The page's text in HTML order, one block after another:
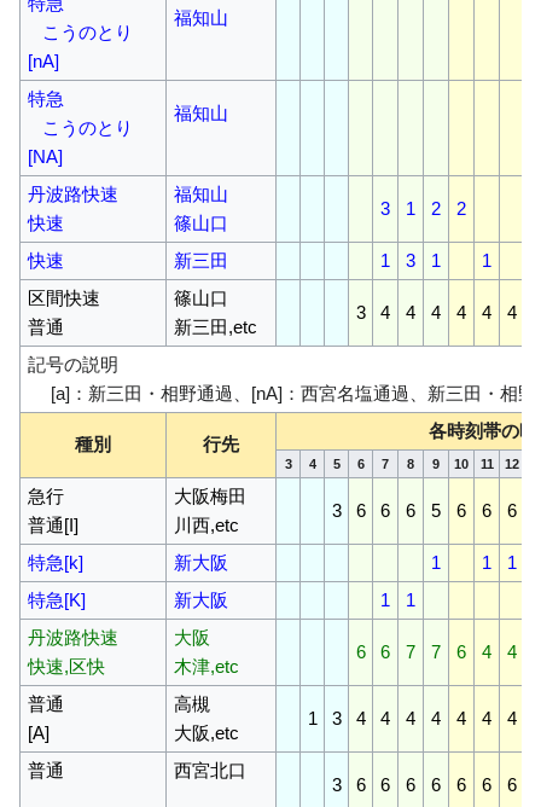
こうのとり
[nA]
福知山
特急
こうのとり
[NA]
福知山
丹波路快速
快速
福知山
篠山口
3 1 2 2
快速 新三田 1 3 1
1
区間快速
普通
篠山口
新三田,etc
3 4 4 4 4 4 4
記号の説明
[a]：新三田・相野通過、[nA]：西宮名塩通過、新三田・相
種別 行先
各時刻帯の
3 4 5 6 7 8 9 10 11 12
急行
普通[I]
大阪梅田
川西,etc
3 6 6 6 5 6 6 6
特急[k] 新大阪 1 1
1
特急[K]
新大阪 1
1
丹波路快速
快速,区快
大阪
木津,etc
6 6 7 7 6 4 4
普通
[A]
高槻
大阪,etc
1 3 4 4 4 4 4 4 4
普通 西宮北口
3 6 6 6 6 6 6 6